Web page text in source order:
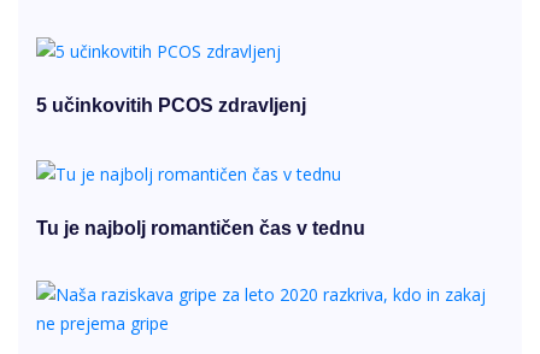
5 učinkovitih PCOS zdravljenj
Tu je najbolj romantičen čas v tednu